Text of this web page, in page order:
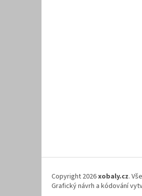
Copyright 2026xobaly.cz.
Grafický návrh a kódování